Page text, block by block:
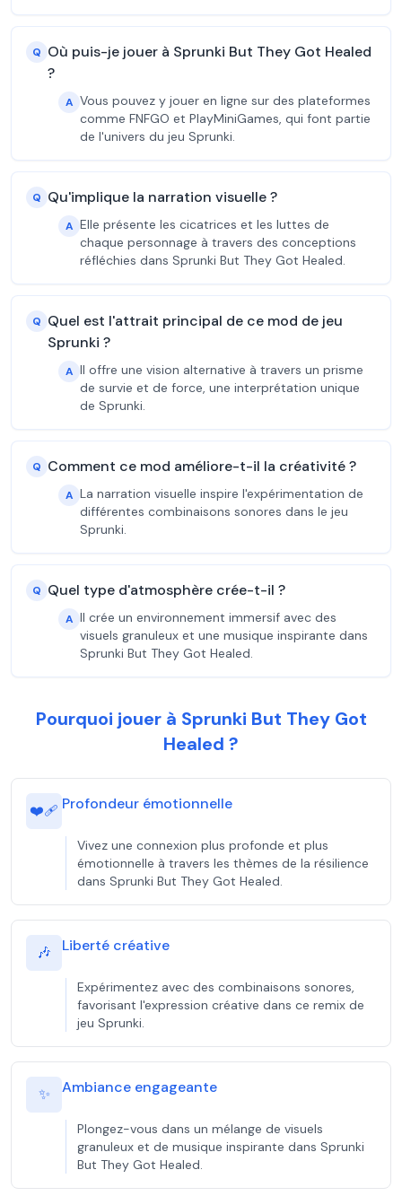
Q Où puis-je jouer à Sprunki But They Got Healed
?
A Vous pouvez y jouer en ligne sur des plateformes
comme FNFGO et PlayMiniGames, qui font partie
de l'univers du jeu Sprunki.
Q Qu'implique la narration visuelle ?
A Elle présente les cicatrices et les luttes de
chaque personnage à travers des conceptions
réfléchies dans Sprunki But They Got Healed.
Q Quel est l'attrait principal de ce mod de jeu
Sprunki ?
A Il offre une vision alternative à travers un prisme
de survie et de force, une interprétation unique
de Sprunki.
Q Comment ce mod améliore-t-il la créativité ?
A La narration visuelle inspire l'expérimentation de
différentes combinaisons sonores dans le jeu
Sprunki.
Q Quel type d'atmosphère crée-t-il ?
A Il crée un environnement immersif avec des
visuels granuleux et une musique inspirante dans
Sprunki But They Got Healed.
Pourquoi jouer à Sprunki But They Got
Healed ?
❤️‍🩹 Profondeur émotionnelle
Vivez une connexion plus profonde et plus
émotionnelle à travers les thèmes de la résilience
dans Sprunki But They Got Healed.
🎶 Liberté créative
Expérimentez avec des combinaisons sonores,
favorisant l'expression créative dans ce remix de
jeu Sprunki.
✨ Ambiance engageante
Plongez-vous dans un mélange de visuels
granuleux et de musique inspirante dans Sprunki
But They Got Healed.